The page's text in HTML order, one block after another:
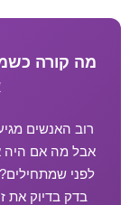
מה קורה
רוב האנשים
אבל מה אם היה